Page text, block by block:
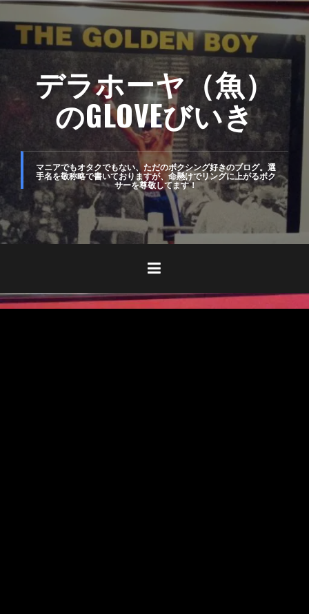
ン
キ
プ
デラホーヤ（魚）
のGLOVEびいき
マニアでもオタクでもない、ただのボクシング好きのブログ。選
手名を敬称略で書いておりますが、命懸けでリングに上がるボク
サーを尊敬してます！